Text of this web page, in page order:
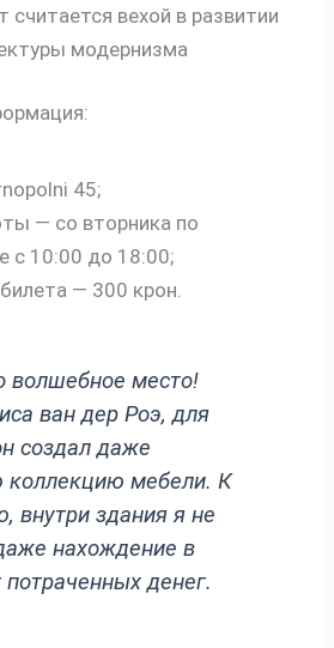
считается вехой в развитии
модернизма
45;
— со вторника по
с 10:00 до 18:00;
— 300 крон.
волшебное место!
ван дер Роэ, для
создал даже
коллекцию мебели. К
внутри здания я не
нахождение в
потраченных денег.